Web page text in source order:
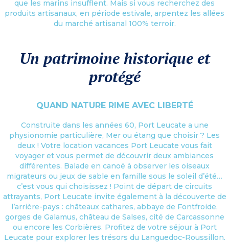
que les marins insufflent. Mais si vous recherchez des
produits artisanaux, en période estivale, arpentez les allées
du marché artisanal 100% terroir.
Un patrimoine historique et
protégé
QUAND NATURE RIME AVEC LIBERTÉ
Construite dans les années 60, Port Leucate a une
physionomie particulière, Mer ou étang que choisir ? Les
deux ! Votre location vacances Port Leucate vous fait
voyager et vous permet de découvrir deux ambiances
différentes. Balade en canoë à observer les oiseaux
migrateurs ou jeux de sable en famille sous le soleil d’été…
c’est vous qui choisissez ! Point de départ de circuits
attrayants, Port Leucate invite également à la découverte de
l’arrière-pays : châteaux cathares, abbaye de Fontfroide,
gorges de Galamus, château de Salses, cité de Carcassonne
ou encore les Corbières. Profitez de votre séjour à Port
Leucate pour explorer les trésors du Languedoc-Roussillon.